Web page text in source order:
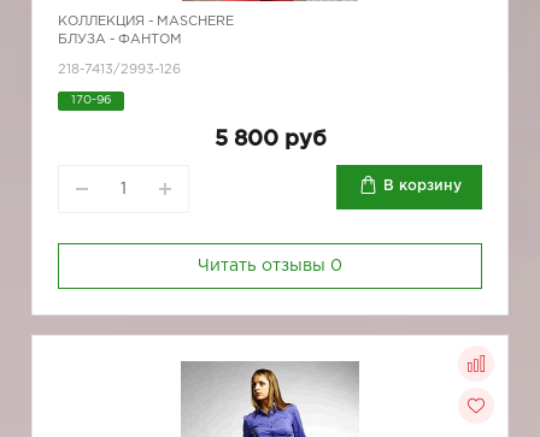
КОЛЛЕКЦИЯ - MASCHERE
БЛУЗА - ФАНТОМ
218-7413/2993-126
170-96
5 800 руб
В корзину
Читать отзывы 0